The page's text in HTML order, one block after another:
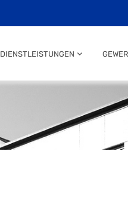
DIENSTLEISTUNGEN